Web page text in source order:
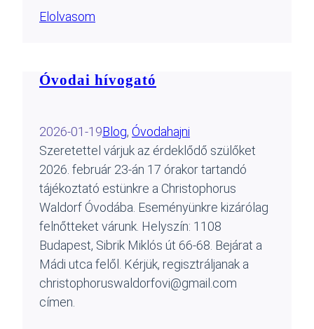
Elolvasom
Óvodai hívogató
2026-01-19Blog, Óvodahajni
Szeretettel várjuk az érdeklődő szülőket
2026. február 23-án 17 órakor tartandó
tájékoztató estünkre a Christophorus
Waldorf Óvodába. Eseményünkre kizárólag
felnőtteket várunk. Helyszín: 1108
Budapest, Sibrik Miklós út 66-68. Bejárat a
Mádi utca felől. Kérjük, regisztráljanak a
christophoruswaldorfovi@gmail.com
címen.